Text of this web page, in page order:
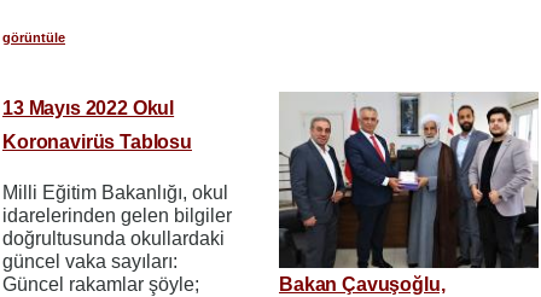
görüntüle
13 Mayıs 2022 Okul
Koronavirüs Tablosu
Milli Eğitim Bakanlığı, okul
idarelerinden gelen bilgiler
doğrultusunda okullardaki
güncel vaka sayıları:
Güncel rakamlar şöyle;
Bakan Çavuşoğlu,